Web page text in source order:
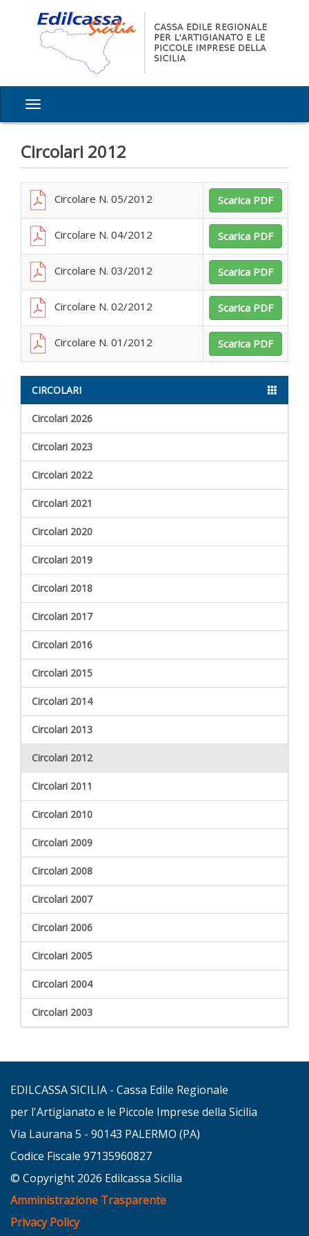
Circolari 2012
Circolare N. 05/2012 Scarica PDF
Circolare N. 04/2012 Scarica PDF
Circolare N. 03/2012 Scarica PDF
Circolare N. 02/2012 Scarica PDF
Circolare N. 01/2012 Scarica PDF
CIRCOLARI
Circolari 2026
Circolari 2023
Circolari 2022
Circolari 2021
Circolari 2020
Circolari 2019
Circolari 2018
Circolari 2017
Circolari 2016
Circolari 2015
Circolari 2014
Circolari 2013
Circolari 2012
Circolari 2011
Circolari 2010
Circolari 2009
Circolari 2008
Circolari 2007
Circolari 2006
Circolari 2005
Circolari 2004
Circolari 2003
EDILCASSA SICILIA - Cassa Edile Regionale
per l'Artigianato e le Piccole Imprese della Sicilia
Via Laurana 5 - 90143 PALERMO (PA)
Codice Fiscale 97135960827
© Copyright 2026 Edilcassa Sicilia
Amministrazione Trasparente
Privacy Policy